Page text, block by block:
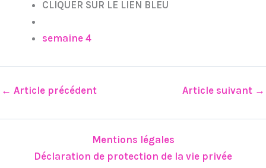
CLIQUER SUR LE LIEN BLEU
semaine 4
← Article précédent Article suivant →
Mentions légales
Déclaration de protection de la vie privée